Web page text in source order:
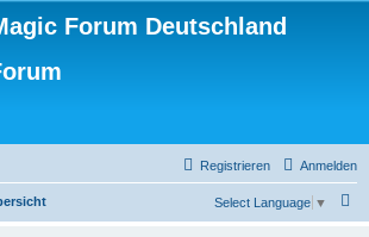
Forum Deutschland
Anmelden
Registrieren
Select Language ▼